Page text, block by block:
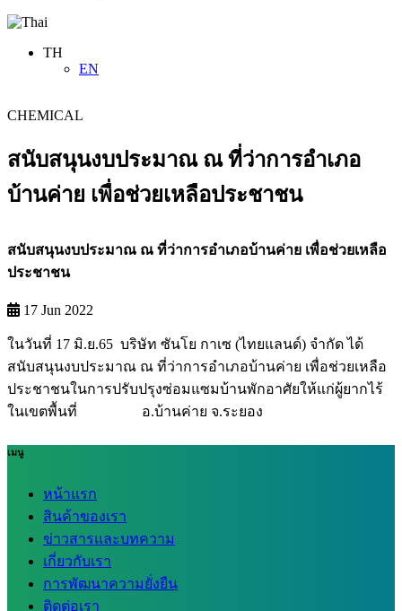
TH
EN
CHEMICAL
สนับสนุนงบประมาณ ณ ที่ว่าการอำเภอ
บ้านค่าย เพื่อช่วยเหลือประชาชน
สนับสนุนงบประมาณ ณ ที่ว่าการอำเภอบ้านค่าย เพื่อช่วยเหลือ
ประชาชน
17 Jun 2022
ในวันที่ 17 มิ.ย.65 บริษัท ซันโย กาเซ (ไทยแลนด์) จำกัด ได้
สนับสนุนงบประมาณ ณ ที่ว่าการอำเภอบ้านค่าย เพื่อช่วยเหลือ
ประชาชนในการปรับปรุงซ่อมแซมบ้านพักอาศัยให้แก่ผู้ยากไร้
ในเขตพื้นที่ อ.บ้านค่าย จ.ระยอง
เมนู
หน้าแรก
สินค้าของเรา
ข่าวสารและบทความ
เกี่ยวกับเรา
การพัฒนาความยั่งยืน
ติดต่อเรา